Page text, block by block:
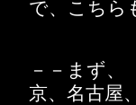
で、こちら
－－まず、
京、名古屋